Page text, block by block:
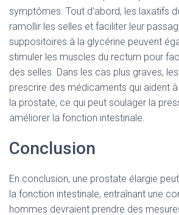
symptômes. Tout d’abord, les laxatifs
ramollir les selles et faciliter leur
suppositoires à la glycérine peuvent
stimuler les muscles du rectum pour
des selles. Dans les cas plus graves,
prescrire des médicaments qui aident
la prostate, ce qui peut soulager la
améliorer la fonction intestinale.
Conclusion
En conclusion, une prostate élargie
la fonction intestinale, entraînant une
hommes devraient prendre des